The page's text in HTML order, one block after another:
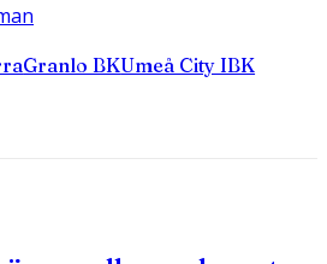
Granlo BKUmeå City IBK